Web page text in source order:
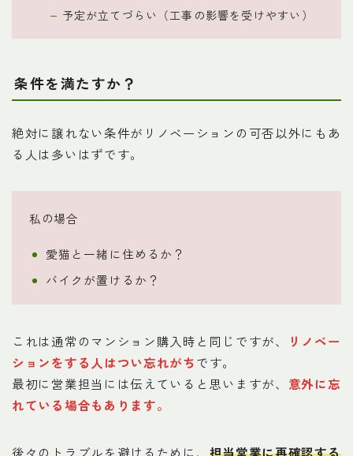
予定が立てづらい（工事の影響を受けやすい）
条件を満たすか？
絶対に譲れない条件がリノベーションの可否以外にもあ
る人は多いはずです。
私の場合
愛猫と一緒に住めるか？
バイクが置けるか？
これは通常のマンション購入時と同じですが、
リノベー
ションをする人はつい忘れがちです。
最初に営業担当には伝えていると思いますが、 意外に忘
れている場合もあります。
後々のトラブルを避けるために、 担当営業に再確認する